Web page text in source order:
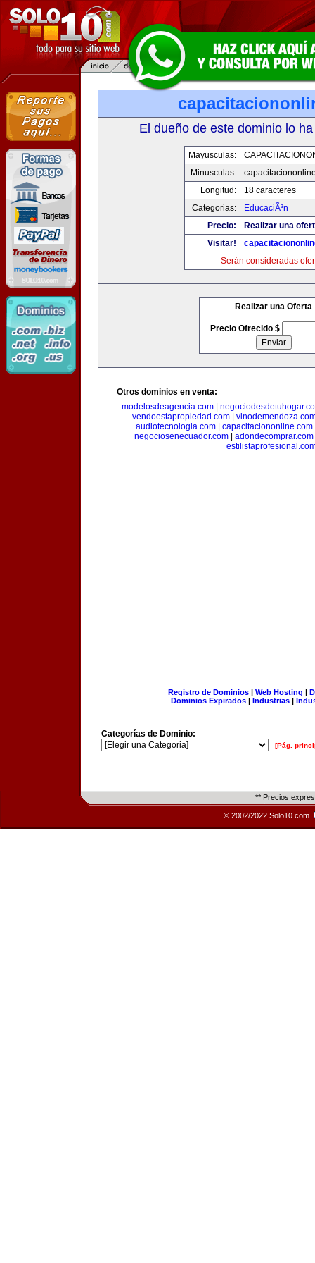
El dueño de este dominio lo
Mayusculas:
Minusculas:
Longitud:
18 caracteres
Categorias:
EducaciÃ³n
Precio:
Realizar una
Visitar!
Serán consideradas
Realizar una Oferta
Precio Ofrecido $
Otros dominios en venta:
modelosdeagencia.com
vendoestapropiedad.com|
audiotecnologia.com
capacitaciononline.com
negociosenecuador.com| adondecomprar.com
Registro de Dominios| Web Hosting |
Dominios Expirados | Industrias |
Categorías de Dominio:
[Pág.
** Precios
© 2002/2022 Solo10.com